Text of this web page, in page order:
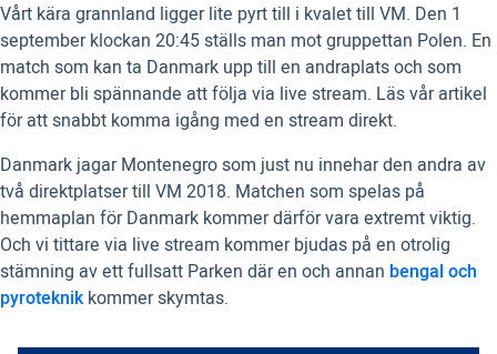
Vårt kära grannland ligger lite pyrt till i kvalet till VM. Den 1
september klockan 20:45 ställs man mot gruppettan Polen. En
match som kan ta Danmark upp till en andraplats och som
kommer bli spännande att följa via live stream. Läs vår artikel
för att snabbt komma igång med en stream direkt.
Danmark jagar Montenegro som just nu innehar den andra av
två direktplatser till VM 2018. Matchen som spelas på
hemmaplan för Danmark kommer därför vara extremt viktig.
Och vi tittare via live stream kommer bjudas på en otrolig
stämning av ett fullsatt Parken där en och annan bengal och
pyroteknikkommer skymtas.